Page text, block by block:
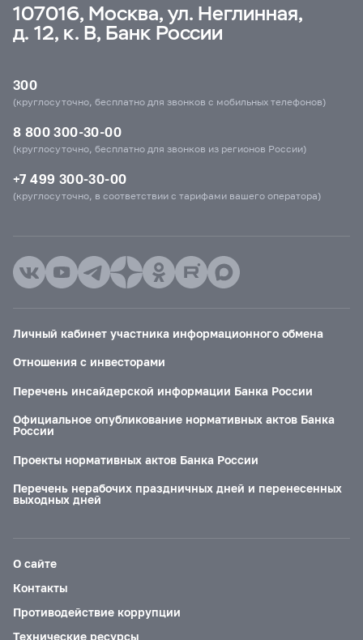
107016, Москва, ул. Неглинная,
д. 12, к. В, Банк России
300
(круглосуточно, бесплатно для звонков с мобильных телефонов)
8 800 300-30-00
(круглосуточно, бесплатно для звонков из регионов России)
+7 499 300-30-00
(круглосуточно, в соответствии с тарифами вашего оператора)
Личный кабинет участника информационного обмена
Отношения с инвесторами
Перечень инсайдерской информации Банка России
Официальное опубликование нормативных актов Банка
России
Проекты нормативных актов Банка России
Перечень нерабочих праздничных дней и перенесенных
выходных дней
О сайте
Контакты
Противодействие коррупции
Технические ресурсы